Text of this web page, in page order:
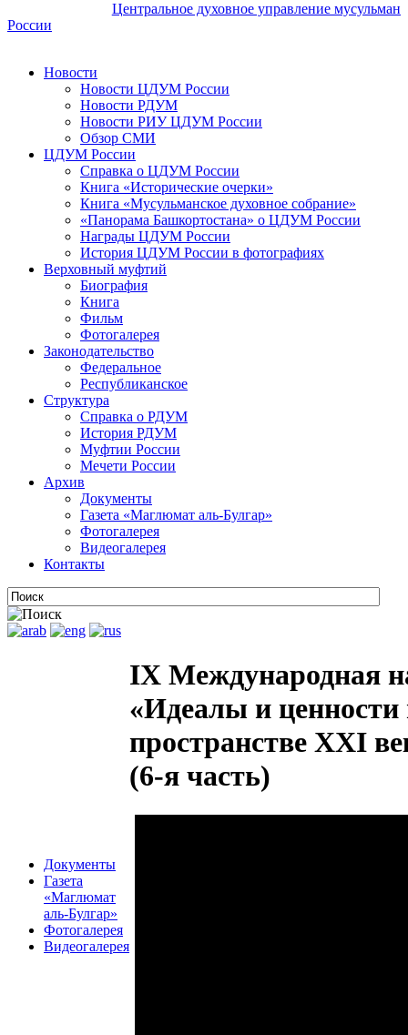
Центральное духовное управление мусульман
России
Новости
Новости ЦДУМ России
Новости РДУМ
Новости РИУ ЦДУМ России
Обзор СМИ
ЦДУМ России
Справка о ЦДУМ России
Книга «Исторические очерки»
Книга «Мусульманское духовное собрание»
«Панорама Башкортостана» о ЦДУМ России
Награды ЦДУМ России
История ЦДУМ России в фотографиях
Верховный муфтий
Биография
Книга
Фильм
Фотогалерея
Законодательство
Федеральное
Республиканское
Структура
Справка о РДУМ
История РДУМ
Муфтии России
Мечети России
Архив
Документы
Газета «Маглюмат аль-Булгар»
Фотогалерея
Видеогалерея
Контакты
Документы
Газета
«Маглюмат
аль-Булгар»
Фотогалерея
Видеогалерея
IX Международная
«Идеалы и ценности
пространстве XXI
(6-я часть)